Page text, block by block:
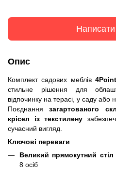
Написати
Опис
Комплект садових меблів
стильне рішення для
відпочинку на терасі, у саду або
Поєднаннязагартованого
крісел із текстилену
сучасний вигляд.
Ключові переваги
Великий прямокутний стіл
8 осіб